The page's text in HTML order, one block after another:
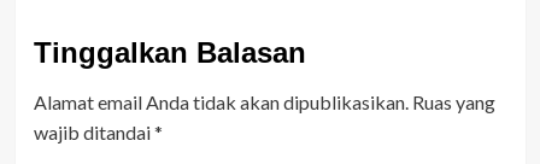
Tinggalkan Balasan
Alamat email Anda tidak akan dipublikasikan. Ruas yang
wajib ditandai*